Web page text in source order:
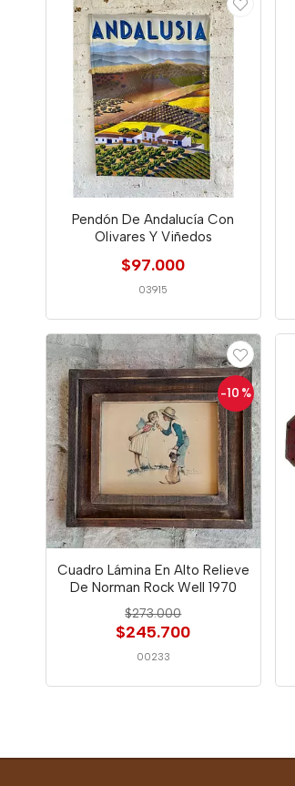
Pendón De Andalucía Con
Olivares Y Viñedos
$97.000
03915
-10 %
Cuadro Lámina En Alto Relieve
De Norman Rock Well 1970
$273.000
$245.700
00233